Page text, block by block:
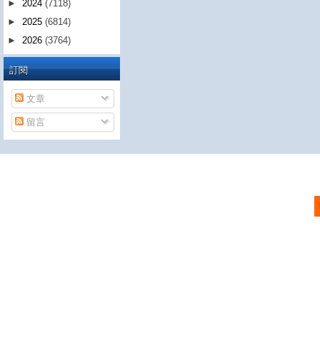
► 2024 (7118)
► 2025 (6814)
► 2026 (3764)
訂閱
文章
留言